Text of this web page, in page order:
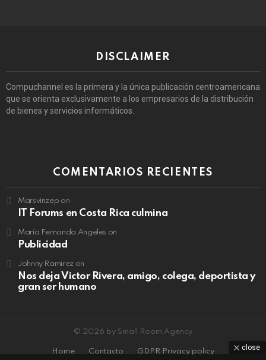
DISCLAIMER
Compuchannel es la primera y la única publicación centroamericana
que se orienta exclusivamente a los empresarios de la distribución
de bienes y servicios informáticos.
COMENTARIOS RECIENTES
Marsvinzep on
IT Forums en Costa Rica culmina
María Fernanda Angeles on
Publicidad
Johnny Ramirezon
Nos deja Victor Rivera, amigo, colega, deportista y
gran ser humano
© 2026 by Small Room Agency
Home Contacto GDPR Privacy policy close